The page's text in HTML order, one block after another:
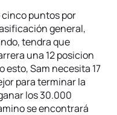
puntos por
general,
tendra que
una 12 posicion
esto, Sam necesita 17
para terminar la
los 30.000
se encontrará